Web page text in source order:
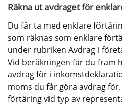
Räkna ut avdraget för
Du får ta med enklare
som räknas som enklare
under rubriken Avdrag i
Vid beräkningen får du fram
avdrag för i
moms du får göra avdrag
förtäring vid typ av